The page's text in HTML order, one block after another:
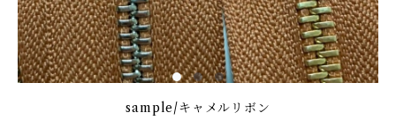
sample/キャメルリボン